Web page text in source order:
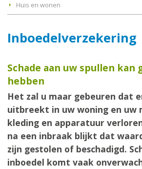
Huis en wonen
Inboedelverzekering
Schade aan uw spullen kan
hebben
Het zal u maar gebeuren dat
uitbreekt in uw woning en uw
kleding en apparatuur
na een inbraak blijkt dat
zijn gestolen of beschadigd.
inboedel komt vaak